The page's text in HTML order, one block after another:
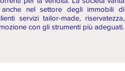
anche nel settore degli immobili di
servizi tailor-made, riservatezza,
con gli strumenti più adeguati.